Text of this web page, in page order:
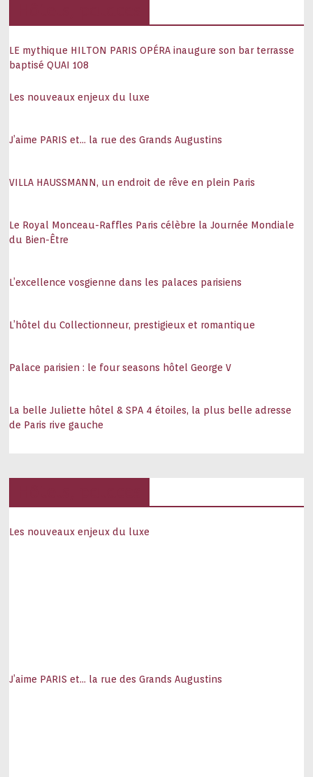
LE mythique HILTON PARIS OPÉRA inaugure son bar terrasse
baptisé QUAI 108
Les nouveaux enjeux du luxe
J’aime PARIS et… la rue des Grands Augustins
VILLA HAUSSMANN, un endroit de rêve en plein Paris
Le Royal Monceau-Raffles Paris célèbre la Journée Mondiale
du Bien-Être
L’excellence vosgienne dans les palaces parisiens
L’hôtel du Collectionneur, prestigieux et romantique
Palace parisien : le four seasons hôtel George V
La belle Juliette hôtel & SPA 4 étoiles, la plus belle adresse
de Paris rive gauche
Les nouveaux enjeux du luxe
J’aime PARIS et… la rue des Grands Augustins